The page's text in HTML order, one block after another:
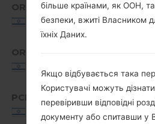
ORI
Israel
ORI
PCL
більше країнами, як ООН,
безпеки, вжиті Власником
їхніх Даних.
Якщо відбувається така
Користувачі можуть
перевіривши відповідні
документу або спитавши у